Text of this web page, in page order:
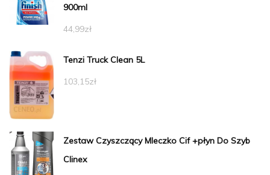
900ml
44,99zł
Tenzi Truck Clean 5L
103,15zł
Zestaw Czyszczący Mleczko Cif +płyn Do Szyb
Clinex